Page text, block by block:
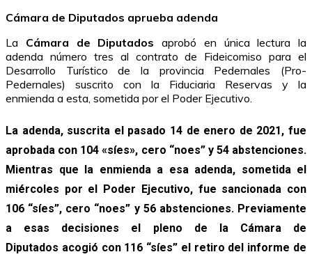
Cámara de Diputados aprueba adenda
La Cámara de Diputados aprobó en única lectura la
adenda número tres al contrato de Fideicomiso para el
Desarrollo Turístico de la provincia Pedernales (Pro-
Pedernales) suscrito con la Fiduciaria Reservas y la
enmienda a esta, sometida por el Poder Ejecutivo.
La adenda, suscrita el pasado 14 de enero de 2021, fue
aprobada con 104 «síes», cero “noes” y 54 abstenciones.
Mientras que la enmienda a esa adenda, sometida el
miércoles por el Poder Ejecutivo, fue sancionada con
106 “síes”, cero “noes” y 56 abstenciones. Previamente
a esas decisiones el pleno de la Cámara de
Diputados acogió con 116 “síes” el retiro del informe de